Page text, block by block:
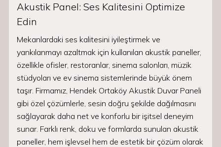
Akustik Panel: Ses Kalitesini Optimize
Edin
Mekanlardaki ses kalitesini iyileştirmek ve
yankılanmayı azaltmak için kullanılan akustik paneller,
özellikle ofisler, restoranlar, sinema salonları, müzik
stüdyoları ve ev sinema sistemlerinde büyük önem
taşır. Firmamız, Hendek Ortaköy Akustik Duvar Paneli
gibi özel çözümlerle, sesin doğru şekilde dağılmasını
sağlayarak daha net ve konforlu bir işitsel deneyim
sunar. Farklı renk, doku ve formlarda sunulan akustik
paneller, hem işlevsel hem de estetik bir çözüm olarak